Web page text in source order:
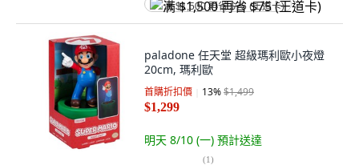
满 $1,500 再省 $75 (王道卡)
paladone 任天堂 超級瑪利歐小夜燈
20cm, 瑪利歐
首購折扣價 13%$1,499
$1,299
明天 8/10 (一) 預計送達
(1)